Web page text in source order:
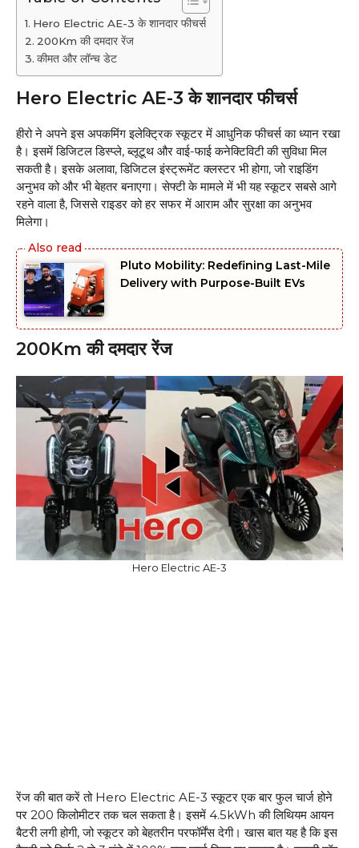
Hero Electric AE-3 के शानदार फीचर्स
200Km की दमदार रेंज
कीमत और लॉन्च डेट
Hero Electric AE-3 के शानदार फीचर्स
हीरो ने अपने इस अपकमिंग इलेक्ट्रिक स्कूटर में आधुनिक फीचर्स का ध्यान रखा
है। इसमें डिजिटल डिस्प्ले, ब्लूटूथ और वाई-फाई कनेक्टिविटी की सुविधा मिल
सकती है। इसके अलावा, डिजिटल इंस्ट्रूमेंट क्लस्टर भी होगा, जो राइडिंग
अनुभव को और भी बेहतर बनाएगा। सेफ्टी के मामले में भी यह स्कूटर सबसे आगे
रहने वाला है, जिससे राइडर को हर सफर में आराम और सुरक्षा का अनुभव
मिलेगा।
Pluto Mobility: Redefining Last-Mile
Delivery with Purpose-Built EVs
200Km की दमदार रेंज
Hero Electric AE-3
रेंज की बात करें तो Hero Electric AE-3 स्कूटर एक बार फुल चार्ज होने
पर 200 किलोमीटर तक चल सकता है। इसमें 4.5kWh की लिथियम आयन
बैटरी लगी होगी, जो स्कूटर को बेहतरीन परफॉर्मेंस देगी। खास बात यह है कि इस